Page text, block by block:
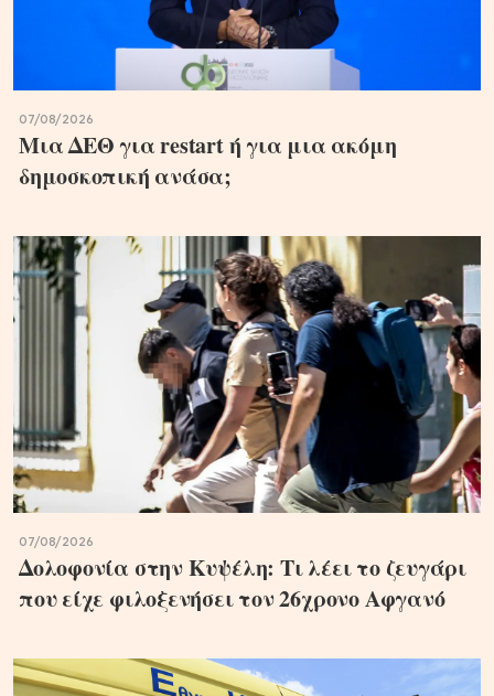
07/08/2026
Μια ΔΕΘ για restart ή για μια ακόμη
δημοσκοπική ανάσα;
07/08/2026
Δολοφονία στην Κυψέλη: Τι λέει το ζευγάρι
που είχε φιλοξενήσει τον 26χρονο Αφγανό